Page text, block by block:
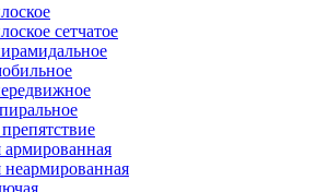
сетчатое
армированная